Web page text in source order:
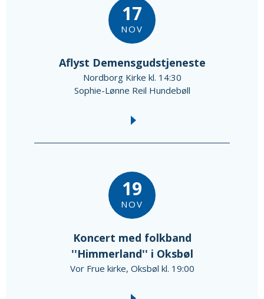
17
NOV
Aflyst Demensgudstjeneste
Nordborg Kirke kl. 14:30
Sophie-Lønne Reil Hundebøll
19
NOV
Koncert med folkband
''Himmerland'' i Oksbøl
Vor Frue kirke, Oksbøl kl. 19:00